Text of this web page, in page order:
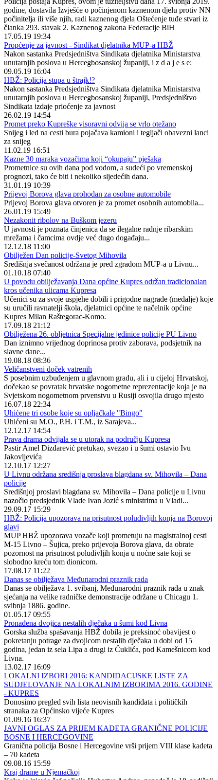
godine, dostavila Izvješće o počinjenom kaznenom djelu protiv NN
počinitelja ili više njih, radi kaznenog djela Oštećenje tuđe stvari iz
članka 293. stavak 2. Kaznenog zakona Federacije BiH
17.05.19 19:34
Propćenje za javnost - Sindikat djelatnika MUP-a HBŽ
Nakon sastanka Predsjedništva Sindikata djelatnika Ministarstva
unutarnjih poslova u Hercegbosanskoj županiji, i z d a j e s e:
09.05.19 16:04
HBŽ: Policija stupa u štrajk!?
Nakon sastanka Predsjedništva Sindikata djelatnika Ministarstva
unutarnjih poslova u Hercegbosanskoj županiji, Predsjedništvo
Sindikata izdaje prioćenje za javnost
26.02.19 14:54
Promet preko Kupreške visoravni odvija se vrlo otežano
Snijeg i led na cesti bura pojačava kamioni i tegljači obavezni lanci
za snijeg
11.02.19 16:51
Kazne 30 maraka vozačima koji “okupaju” pješaka
Prometnice su ovih dana pod vodom, a sudeći po vremenskoj
prognozi, tako će biti i nekoliko sljedećih dana.
31.01.19 10:39
Prijevoj Borova glava prohodan za osobne automobile
Prijevoj Borova glava otvoren je za promet osobnih automobila...
26.01.19 15:49
Nezakonit ribolov na Buškom jezeru
U javnosti je poznata činjenica da se ilegalne radnje ribarskim
mrežama i čamcima ovdje već dugo događaju...
12.12.18 11:00
Obilježen Dan policije-Svetog Mihovila
Središnja svečanost održana je pred zgradom MUP-a u Livnu...
01.10.18 07:40
U povodu obilježavanja Dana općine Kupres održan tradicionalan
kros učenika ulicama Kupresa
Učenici su za svoje uspjehe dobili i prigodne nagrade (medalje) koje
su uručili ravnatelji škola, djelatnici općine te načelnik općine
Kupres Milan Raštegorac-Komo.
17.09.18 21:12
Obilježena 26. obljetnica Specijalne jedinice policije PU Livno
Dan iznimno vrijednog doprinosa protiv zaborava, podsjetnik na
slavne dane...
19.08.18 08:36
Veličanstveni doček vatrenih
S posebnim uzbuđenjem u glavnom gradu, ali i u cijeloj Hrvatskoj,
dočekao se povratak hrvatske nogometne reprezentacije koja je na
Svjetskom nogometnom prvenstvu u Rusiji osvojila drugo mjesto
16.07.18 22:34
Uhićene tri osobe koje su opljačkale "Bingo"
Uhićeni su M.O., P.H. i T.M., iz Sarajeva...
12.12.17 14:54
Prava drama odvijala se u utorak na području Kupresa
Pastir Amel Dizdarević pretukao, svezao i u šumi ostavio Ivu
Jakovljevića
12.10.17 12:27
U Livnu održana središnja proslava blagdana sv. Mihovila – Dana
policije
Središnjoj proslavi blagdana sv. Mihovila – Dana policije u Livnu
nazočio predsjednik Vlade Ivan Jozić s ministrima u Vladi...
29.09.17 15:29
HBŽ: Policija upozorava na prisutnost poludivljih konja na Borovoj
glavi
MUP HBŽ upozorava vozače koji prometuju na magistralnoj cesti
M-15 Livno – Šujica, preko prijevoja Borova glava, da obrate
pozornost na prisutnost poludivljih konja u noćne sate koji se
slobodno kreću tom dionicom.
17.08.17 11:22
Danas se obilježava Međunarodni praznik rada
Danas se obilježava 1. svibanj, Međunarodni praznik rada u znak
sjećanja na velike radničke demonstracije održane u Chicagu 1.
svibnja 1886. godine.
01.05.17 09:55
Pronađena dvojica nestalih dječaka u šumi kod Livna
Gorska služba spašavanja HBŽ dobila je preksinoć obavijest o
pokretanju potrage za dvojicom nestalih dječaka u dobi od 15
godina, jedan iz sela Lipa a drugi iz Čuklića, pod Kamešnicom kod
Livna.
13.02.17 16:09
LOKALNI IZBORI 2016: KANDIDACIJSKE LISTE ZA
SUDJELOVANJE NA LOKALNIM IZBORIMA 2016. GODINE
- KUPRES
Donosimo pregled svih lista neovisnih kandidata i političkih
stranaka za Općinsko vijeće Kupres
01.09.16 16:37
JAVNI OGLAS ZA PRIJEM KADETA GRANIČNE POLICIJE
BOSNE I HERCEGOVINE
Granična policija Bosne i Hercegovine vrši prijem VIII klase kadeta
– 70 kadeta
09.08.16 15:59
Kraj drame u Njemačkoj